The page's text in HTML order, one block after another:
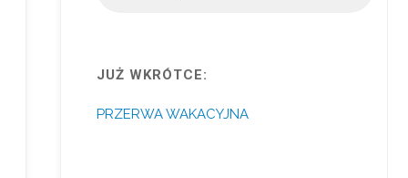
JUŻ WKRÓTCE:
PRZERWA WAKACYJNA